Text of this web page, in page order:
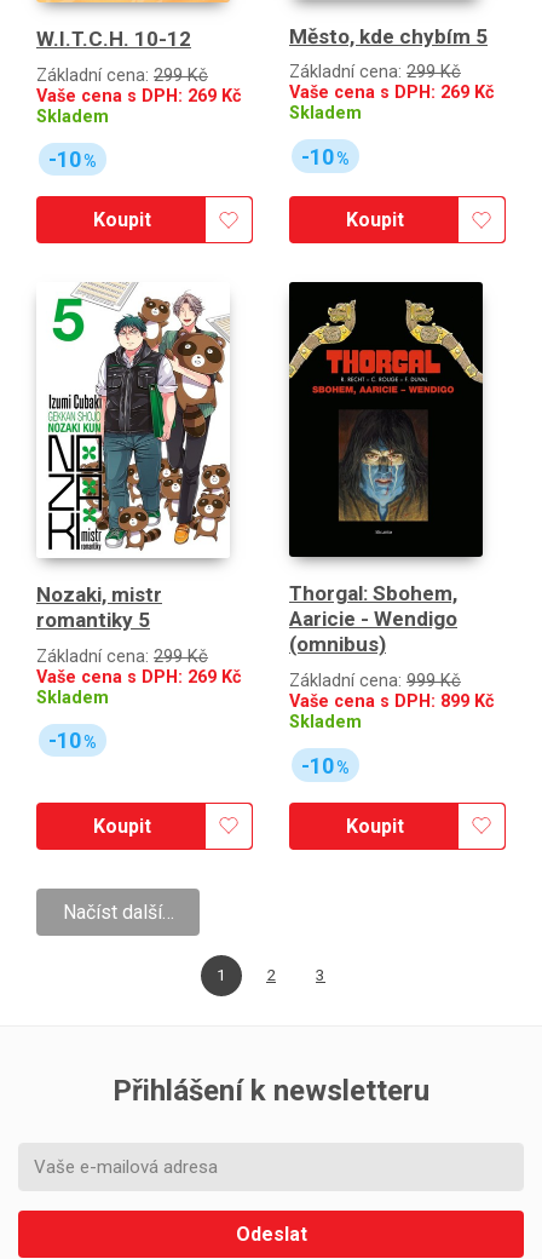
W.I.T.C.H. 10-12
Základní cena: 299 Kč
Vaše cena s DPH: 269 Kč
Skladem
-10%
Koupit
Město, kde chybím 5
Základní cena: 299 Kč
Vaše cena s DPH: 269 Kč
Skladem
-10%
Koupit
Nozaki, mistr
romantiky 5
Základní cena: 299 Kč
Vaše cena s DPH: 269 Kč
Skladem
-10%
Koupit
Thorgal: Sbohem,
Aaricie - Wendigo
(omnibus)
Základní cena: 999 Kč
Vaše cena s DPH: 899 Kč
Skladem
-10%
Koupit
Načíst další…
1 2 3
Přihlášení k newsletteru
Odeslat